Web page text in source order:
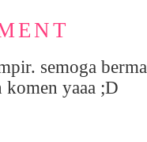
semoga
komen yaaa ;D